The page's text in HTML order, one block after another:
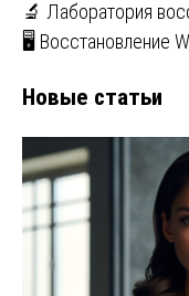
🔬 Лаборатория
🖥️ Восстановление
Новые статьи